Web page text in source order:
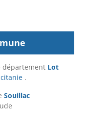
département Lot
.
Souillac